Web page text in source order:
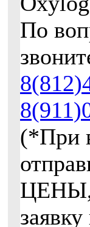
По
(*При
ЦЕНЫ,